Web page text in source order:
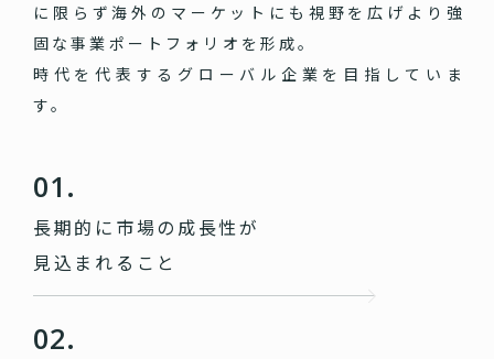
に限らず海外のマーケットにも視野を広げより強
固な事業ポートフォリオを形成。
時代を代表するグローバル企業を目指していま
す。
01.
長期的に市場の成長性が
見込まれること
02.